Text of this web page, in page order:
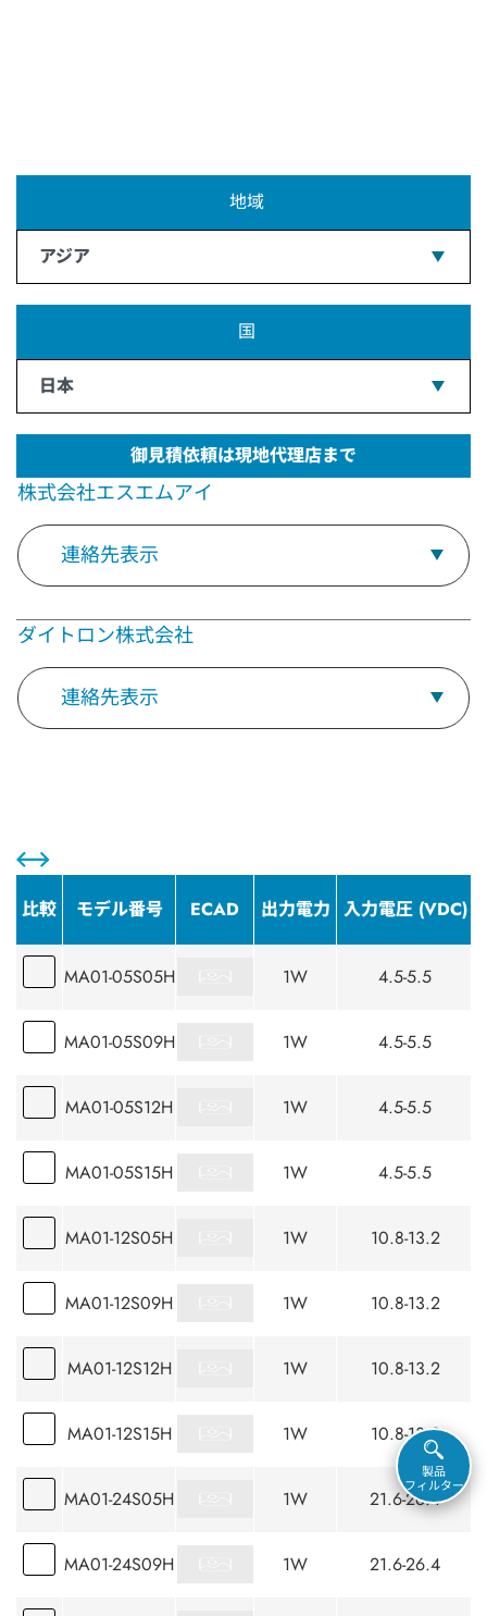
地域
アジア
国
日本
御見積依頼は現地代理店まで
株式会社エスエムアイ
連絡先表示
ダイトロン株式会社
連絡先表示
比較 モデル番号 ECAD 出力電力 入力電圧 (VDC)
MA01-05S05H 1W 4.5-5.5
MA01-05S09H 1W 4.5-5.5
MA01-05S12H 1W 4.5-5.5
MA01-05S15H 1W 4.5-5.5
MA01-12S05H 1W 10.8-13.2
MA01-12S09H 1W 10.8-13.2
MA01-12S12H 1W 10.8-13.2
MA01-12S15H 1W 10.8-13.2
MA01-24S05H 1W 21.6-26.4
MA01-24S09H 1W 21.6-26.4
製品
フィルター